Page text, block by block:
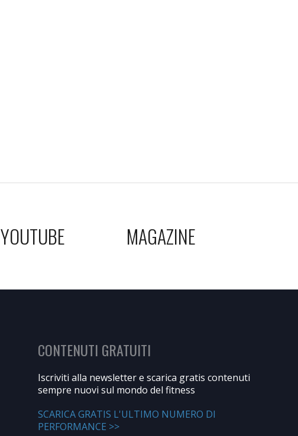
YOUTUBE MAGAZINE
CONTENUTI GRATUITI
Iscriviti alla newsletter e scarica gratis contenuti
sempre nuovi sul mondo del fitness
SCARICA GRATIS L'ULTIMO NUMERO DI
PERFORMANCE >>